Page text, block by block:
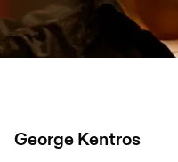
George Kentros